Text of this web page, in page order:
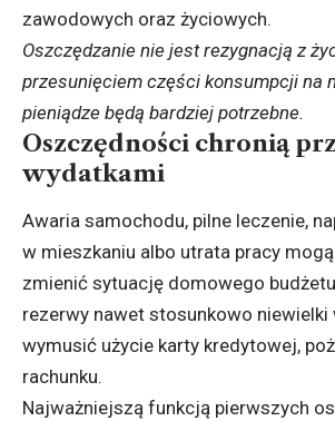
zawodowych oraz życiowych.
Oszczędzanie nie jest rezygnacją z
przesunięciem części konsumpcji na
pieniądze będą bardziej potrzebne.
Oszczędności chronią
wydatkami
Awaria samochodu, pilne leczenie,
w mieszkaniu albo utrata pracy
zmienić sytuację domowego
rezerwy nawet stosunkowo niewielki
wymusić użycie karty kredytowej,
rachunku.
Najważniejszą funkcją pierwszych